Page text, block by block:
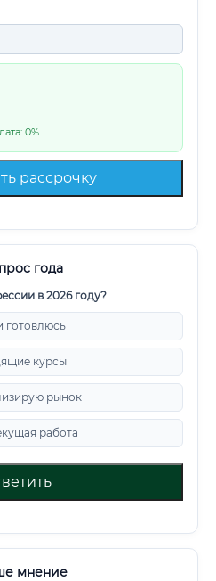
0%
рассрочку
года
в 2026 году?
готовлюсь
курсы
рынок
работа
мнение